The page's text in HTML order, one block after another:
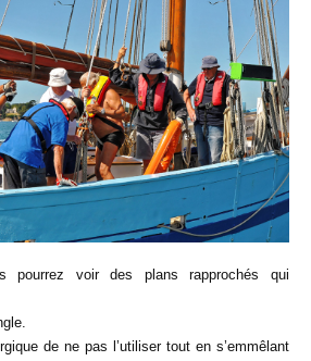
pourrez voir des plans rapprochés qui
de ne pas l’utiliser tout en s’emmêlant